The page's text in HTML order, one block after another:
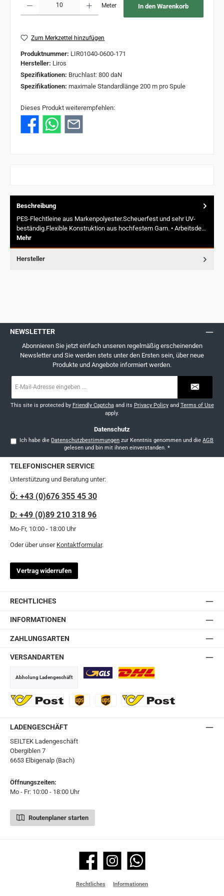
Meter In den Warenkorb
Zum Merkzettel hinzufügen
Produktnummer: LIR01040-0600-171
Hersteller: Liros
Spezifikationen: Bruchlast: 800 daN
Spezifikationen: maximale Standardlänge 200 m pro Spule
Dieses Produkt weiterempfehlen:
Beschreibung
PES-Flechtleine aus Markenpolyester.Scheuerfest und sehr UV-
beständig.Flexible Konstruktion aus hochfestem Garn. • Arbeitsde…
Mehr
Hersteller
NEWSLETTER
Abonnieren Sie jetzt einfach unseren regelmäßig erscheinenden
Newsletter und Sie werden stets unter den Ersten sein, über neue
Produkte und Angebote informiert werden.
Mail-
*
This site is protected by Friendly Captchaand its Privacy Policyand Terms of Use
apply.
Datenschutz
Ich habe die Datenschutzbestimmungen zur Kenntnis genommen und dieAGB
gelesen und bin mit ihnen einverstanden. *
TELEFONISCHER SERVICE
Unterstützung und Beratung unter:
Ö: +43 (0)676 355 45 30
D: +49 (0)89 210 318 96
Mo-Fr, 10:00 - 18:00 Uhr
Oder über unser Kontaktformular.
Vertrag widerrufen
RECHTLICHES
INFORMATIONEN
ZAHLUNGSARTEN
VERSANDARTEN
Abholung Ladengeschäft
LADENGESCHÄFT
SEILTEK Ladengeschäft
Obergiblen 7
6653 Elbigenalp (Bach)
Öffnungszeiten:
Mo - Fr: 10:00 - 18:00 Uhr
Routenplaner starten
Facebook Instagram WhatsApp
Rechtliches Informationen